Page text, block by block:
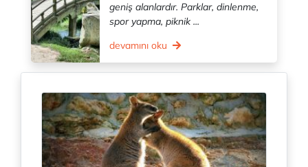
geniş alanlardır. Parklar, dinlenme,
spor yapma, piknik ...
devamını oku